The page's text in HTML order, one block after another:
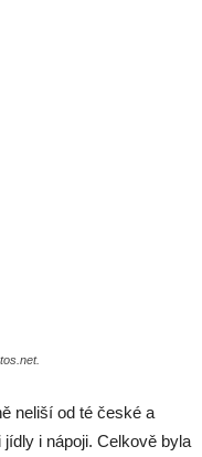
neliší od té české a
i nápoji. Celkově byla